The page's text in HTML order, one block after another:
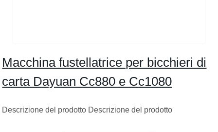
Macchina fustellatrice per bicchieri di
carta Dayuan Cc880 e Cc1080
Descrizione del prodotto Descrizione del prodotto